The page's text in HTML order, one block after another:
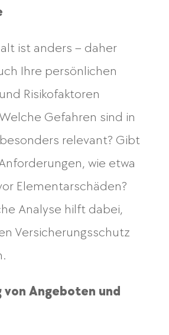
ist anders – daher
Ihre persönlichen
Risikofaktoren
Gefahren sind in
relevant? Gibt
wie etwa
Elementarschäden?
Analyse hilft dabei,
Versicherungsschutz
von Angeboten und